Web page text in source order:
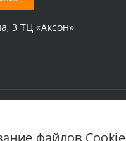
файлов Cookie
3 ТЦ «Аксон»